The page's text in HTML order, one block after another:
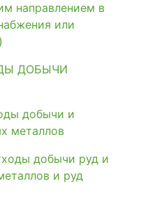
направлением в
или
ДОБЫЧИ
добычи и
металлов
добычи руд и
и руд